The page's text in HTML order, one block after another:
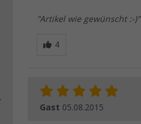
"Artikel wie gewünscht :-)"
Gast 05.08.2015